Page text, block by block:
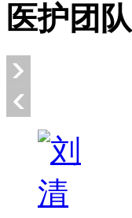
医护团队